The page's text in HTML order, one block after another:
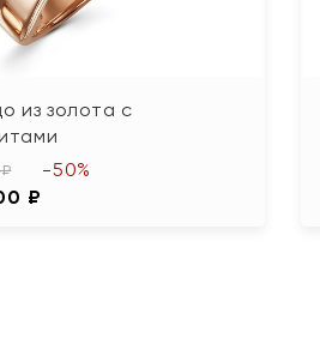
из золота с
₽
-50%